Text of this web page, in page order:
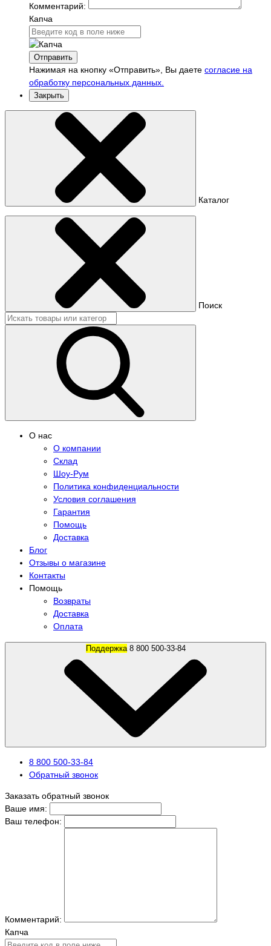
Комментарий:
Капча
Отправить
Нажимая на кнопку «Отправить», Вы даете согласие на
обработку персональных данных.
Закрыть
Каталог
Поиск
О нас
О компании
Склад
Шоу-Рум
Политика конфиденциальности
Условия соглашения
Гарантия
Помощь
Доставка
Блог
Отзывы о магазине
Контакты
Помощь
Возвраты
Доставка
Оплата
Поддержка 8 800 500-33-84
8 800 500-33-84
Обратный звонок
Заказать обратный звонок
Ваше имя:
Ваш телефон:
Комментарий:
Капча